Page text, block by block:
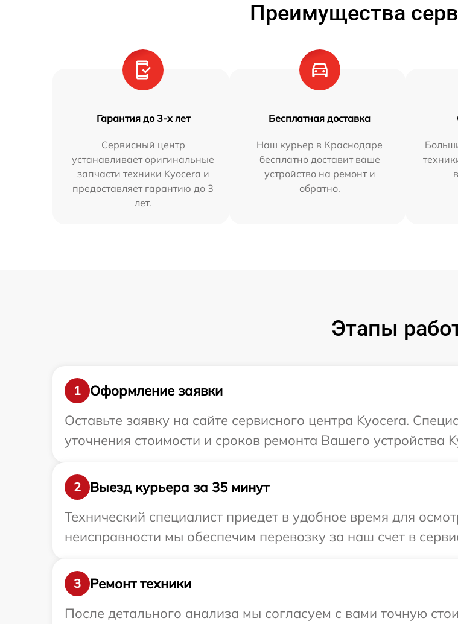
Преимущества
Гарантия до 3-х лет
Сервисный центр
устанавливает оригинальные
запчасти техники Kyocera и
предоставляет гарантию до 3
лет.
Бесплатная доставка
Наш курьер в Краснодаре
бесплатно доставит ваше
устройство на ремонт и
обратно.
Этапы
1
Оформление заявки
Оставьте заявку на сайте сервисного центра Kyocera.
уточнения стоимости и сроков ремонта Вашего устройства
2
Выезд курьера за 35 минут
Технический специалист приедет в удобное время для
неисправности мы обеспечим перевозку за наш счет в
3
Ремонт техники
После детального анализа мы согласуем с вами точную